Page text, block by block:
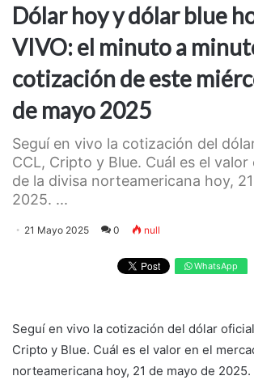
Dólar hoy y dólar blue
VIVO: el minuto a
cotización de este
de mayo 2025
Seguí en vivo la cotización del
CCL, Cripto y Blue. Cuál es el
de la divisa norteamericana hoy,
2025. ...
21 Mayo 2025 0 null
WhatsApp
Seguí en vivo la cotización del dólar
Cripto y Blue. Cuál es el valor en el
norteamericana hoy, 21 de mayo de 2025.